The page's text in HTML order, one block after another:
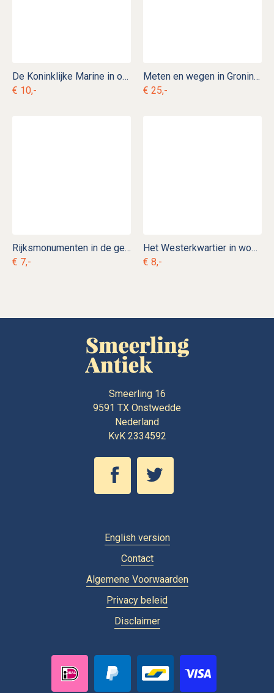
De Koninklijke Marine in oude ansichten
€ 10,-
Meten en wegen in Groningen
€ 25,-
Rijksmonumenten in de gemeente Loppersum
€ 7,-
Het Westerkwartier in woord & beeld
€ 8,-
Smeerling 16
9591 TX Onstwedde
Nederland
KvK 2334592
English version
Contact
Algemene Voorwaarden
Privacy beleid
Disclaimer